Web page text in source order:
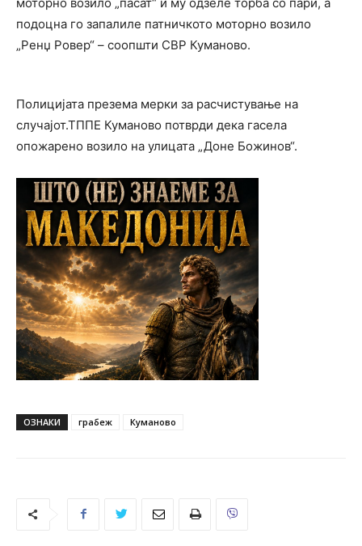
подоцна го запалиле патничкото моторно возило
„Ренџ Ровер“ – соопшти СВР Куманово.
Полицијата презема мерки за расчистување на
случајот.ТППЕ Куманово потврди дека гасела
опожарено возило на улицата „Доне Божинов“.
ОЗНАКИ грабеж Куманово